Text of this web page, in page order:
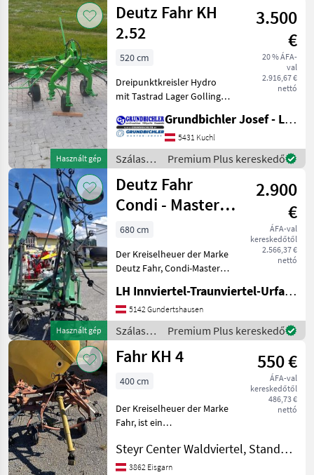
Kategória 4 Ország Szűrők
AKTUÁLIS
ÚTVONAL
Mezőgazdasági
gépek/eszközök
Szalastakarmany
Betakaritok
Rendkezelo
Deutz
Fahr
KATEGÓRIA
KIVÁLASZTÁSA
Deutz Fahr
Pöttinger
Krone
Claas
Kuhn
Fella
Mind a 36
megjelenítése
Visszaállítás
47 eredmény
Használt gép
Deutz Fahr KH
2.52
3.500
€
20 % ÁFA-
val
2.916,67 €
nettó
520 cm
Dreipunktkreisler Hydro
mit Tastrad Lager Golling
betakarítók Rendkezelő
Grundbichler Josef - Landmaschinen
5431 Kuchl
Szálastakarmány
betakarítók
/ Deutz
Fahr
Premium Plus kereskedő
Használt gép
Deutz Fahr
Condi - Master
6821
2.900
€
ÁFA-val
kereskedőtől
2.566,37 €
nettó
680 cm
Der Kreiselheuer der Marke
Deutz Fahr, Condi-Master
landwirtschaftliches Gerät,
das speziell für die
effiziente Heuernte
entwickelt w
LH Innviertel-Traunviertel-Urfahr eGen, Gundertshausen
5142 Gundertshausen
Szálastakarmány
betakarítók
/ Deutz
Premium Plus kereskedő
Fahr KH 4 550 €
ÁFA-val
kereskedőtől
486,73 €
nettó
400 cm
Der Kreiselheuer der Marke
Fahr, ist ein
das speziell für die Heu-
und Grasbearbeitung
Steyr Center Waldviertel, Standort Eisgarn
3862 Eisgarn